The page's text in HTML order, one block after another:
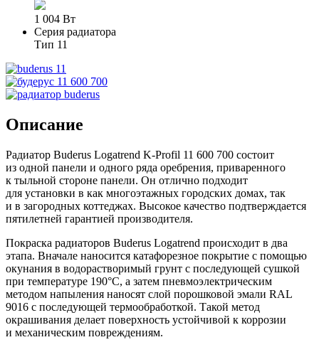
1 004 Вт
Серия радиатора
Тип 11
Описание
Радиатор Buderus Logatrend K-Profil 11 600 700 состоит
из одной панели и одного ряда оребрения, приваренного
к тыльной стороне панели. Он отлично подходит
для установки в как многоэтажных городских домах, так
и в загородных коттеджах. Высокое качество подтверждается
пятилетней гарантией производителя.
Покраска радиаторов Buderus Logatrend происходит в два
этапа. Вначале наносится катафорезное покрытие с помощью
окунания в водорастворимый грунт с последующей сушкой
при температуре 190°С, а затем пневмоэлектрическим
методом напыления наносят слой порошковой эмали RAL
9016 с последующей термообработкой. Такой метод
окрашивания делает поверхность устойчивой к коррозии
и механическим повреждениям.